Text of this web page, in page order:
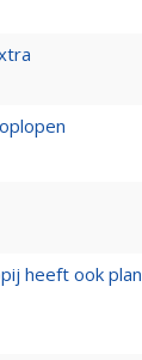
heeft ook plan